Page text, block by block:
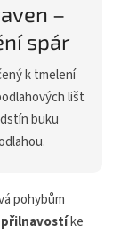
–
spár
k tmelení
lišt
buku
pohybům
ke